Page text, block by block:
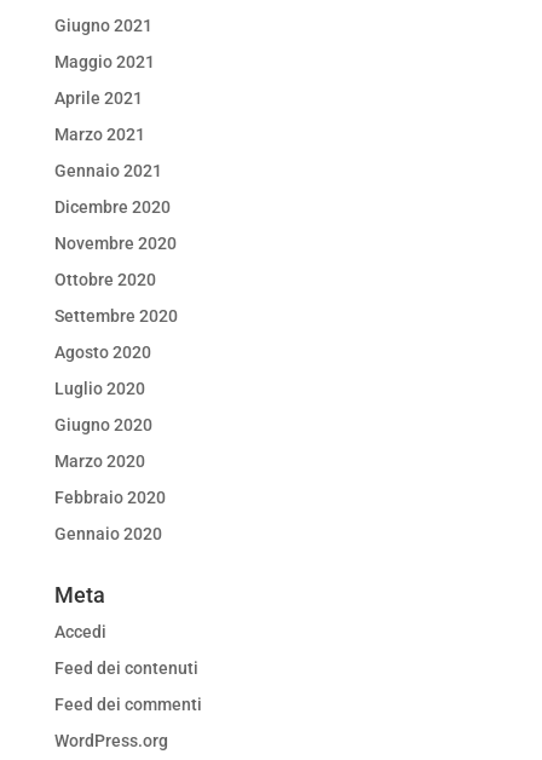
Giugno 2021
Maggio 2021
Aprile 2021
Marzo 2021
Gennaio 2021
Dicembre 2020
Novembre 2020
Ottobre 2020
Settembre 2020
Agosto 2020
Luglio 2020
Giugno 2020
Marzo 2020
Febbraio 2020
Gennaio 2020
Meta
Accedi
Feed dei contenuti
Feed dei commenti
WordPress.org